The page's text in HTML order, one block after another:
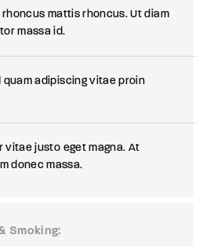
mattis rhoncus. Ut diam
massa id.
quam adipiscing vitae proin
vitae justo eget magna. At
donec massa.
Smoking